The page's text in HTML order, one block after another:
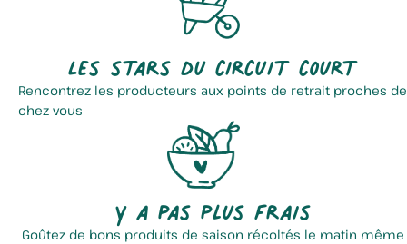
Les stars du circuit court
Rencontrez les producteurs aux points de retrait proches de
chez vous
Y a pas plus frais
Goûtez de bons produits de saison récoltés le matin même